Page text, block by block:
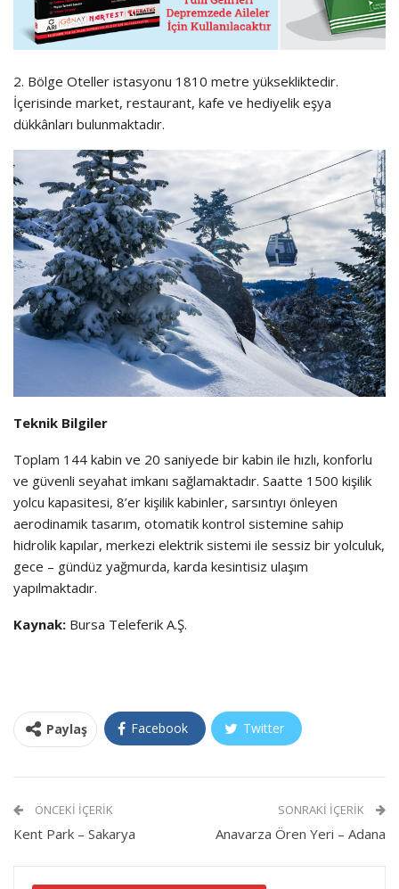
2. Bölge Oteller istasyonu 1810 metre yüksekliktedir.
İçerisinde market, restaurant, kafe ve hediyelik eşya
dükkânları bulunmaktadır.
Teknik Bilgiler
Toplam 144 kabin ve 20 saniyede bir kabin ile hızlı, konforlu
ve güvenli seyahat imkanı sağlamaktadır. Saatte 1500 kişilik
yolcu kapasitesi, 8’er kişilik kabinler, sarsıntıyı önleyen
aerodinamik tasarım, otomatik kontrol sistemine sahip
hidrolik kapılar, merkezi elektrik sistemi ile sessiz bir yolculuk,
gece – gündüz yağmurda, karda kesintisiz ulaşım
yapılmaktadır.
Kaynak: Bursa Teleferik A.Ş.
Paylaş Facebook Twitter
ÖNCEKI İÇERIK
Kent Park – Sakarya
SONRAKI İÇERIK
Anavarza Ören Yeri – Adana